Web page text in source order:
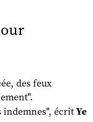
des feux
indemnes", écrit Ye